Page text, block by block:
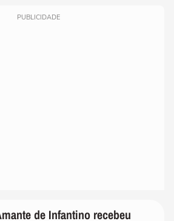
PUBLICIDADE
de Infantino recebeu